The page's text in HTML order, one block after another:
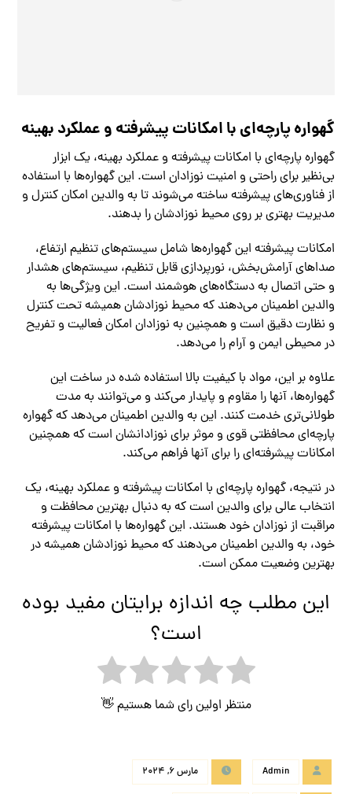
گهواره پارچه‌ای با امکانات پیشرفته و عملکرد بهینه
گهواره پارچه‌ای با امکانات پیشرفته و عملکرد بهینه، یک ابزار
بی‌نظیر برای راحتی و امنیت نوزادان است. این گهواره‌ها با استفاده
از فناوری‌های پیشرفته ساخته می‌شوند تا به والدین امکان کنترل و
مدیریت بهتری بر روی محیط نوزادشان را بدهند.
امکانات پیشرفته این گهواره‌ها شامل سیستم‌های تنظیم ارتفاع،
صداهای آرامش‌بخش، نورپردازی قابل تنظیم، سیستم‌های هشدار
و حتی اتصال به دستگاه‌های هوشمند است. این ویژگی‌ها به
والدین اطمینان می‌دهند که محیط نوزادشان همیشه تحت کنترل
و نظارت دقیق است و همچنین به نوزادان امکان فعالیت و تفریح
در محیطی ایمن و آرام را می‌دهد.
علاوه بر این، مواد با کیفیت بالا استفاده شده در ساخت این
گهواره‌ها، آنها را مقاوم و پایدار می‌کند و می‌توانند به مدت
طولانی‌تری خدمت کنند. این به والدین اطمینان می‌دهد که گهواره
پارچه‌ای محافظتی قوی و موثر برای نوزادانشان است که همچنین
امکانات پیشرفته‌ای را برای آنها فراهم می‌کند.
در نتیجه، گهواره پارچه‌ای با امکانات پیشرفته و عملکرد بهینه، یک
انتخاب عالی برای والدین است که به دنبال بهترین محافظت و
مراقبت از نوزادان خود هستند. این گهواره‌ها با امکانات پیشرفته
خود، به والدین اطمینان می‌دهند که محیط نوزادشان همیشه در
بهترین وضعیت ممکن است.
این مطلب چه اندازه برایتان مفید بوده
است؟
منتظر اولین رای شما هستیم 👋
Admin مارس 6, 2024